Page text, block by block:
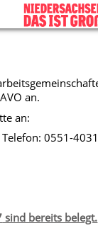
an.
an:
0551-
sind bereits belegt.